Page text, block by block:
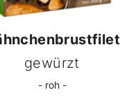
gewürzt
- roh -